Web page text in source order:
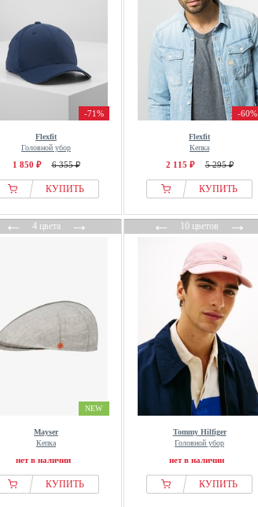
-71%
Flexfit
Головной убор
1 850 ₽ 6 355 ₽
КУПИТЬ
-60%
Flexfit
Кепка
2 115 ₽ 5 295 ₽
КУПИТЬ
←4 цвета→
NEW
Mayser
Кепка
нет в наличии
КУПИТЬ
←10 цветов→
Tommy Hilfiger
Головной убор
нет в наличии
КУПИТЬ